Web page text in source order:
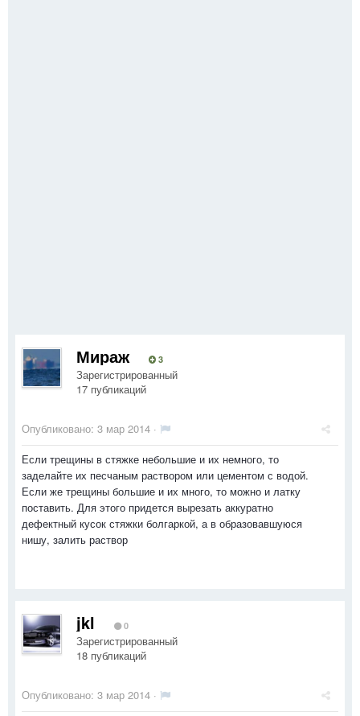
Мираж 3
Зарегистрированный
17 публикаций
Опубликовано: 3 мар 2014 ·
Если трещины в стяжке небольшие и их немного, то
заделайте их песчаным раствором или цементом с водой.
Если же трещины большие и их много, то можно и латку
поставить. Для этого придется вырезать аккуратно
дефектный кусок стяжки болгаркой, а в образовавшуюся
нишу, залить раствор
jkl 0
Зарегистрированный
18 публикаций
Опубликовано: 3 мар 2014 ·